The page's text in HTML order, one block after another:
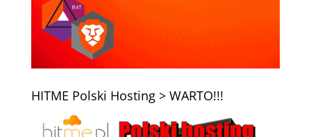
HITME Polski Hosting > WARTO!!!